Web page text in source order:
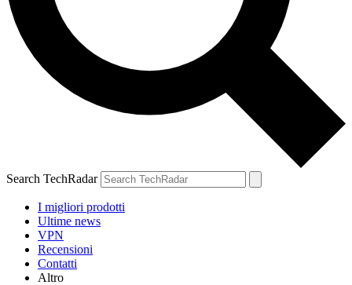
Search TechRadar
I migliori prodotti
Ultime news
VPN
Recensioni
Contatti
Altro